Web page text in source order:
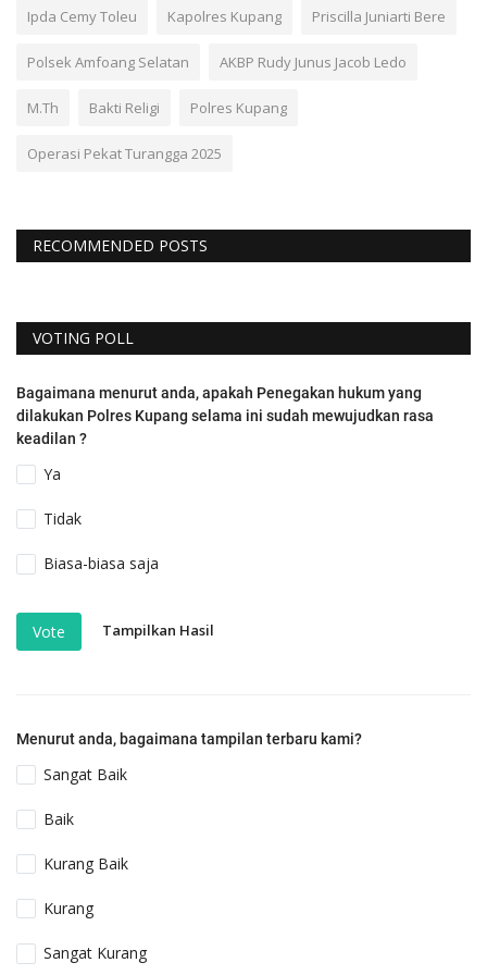
Ipda Cemy Toleu Kapolres Kupang Priscilla Juniarti Bere
Polsek Amfoang Selatan AKBP Rudy Junus Jacob Ledo
M.Th Bakti Religi Polres Kupang
Operasi Pekat Turangga 2025
RECOMMENDED POSTS
VOTING POLL
Bagaimana menurut anda, apakah Penegakan hukum yang
dilakukan Polres Kupang selama ini sudah mewujudkan rasa
keadilan ?
Ya
Tidak
Biasa-biasa saja
Vote Tampilkan Hasil
Menurut anda, bagaimana tampilan terbaru kami?
Sangat Baik
Baik
Kurang Baik
Kurang
Sangat Kurang